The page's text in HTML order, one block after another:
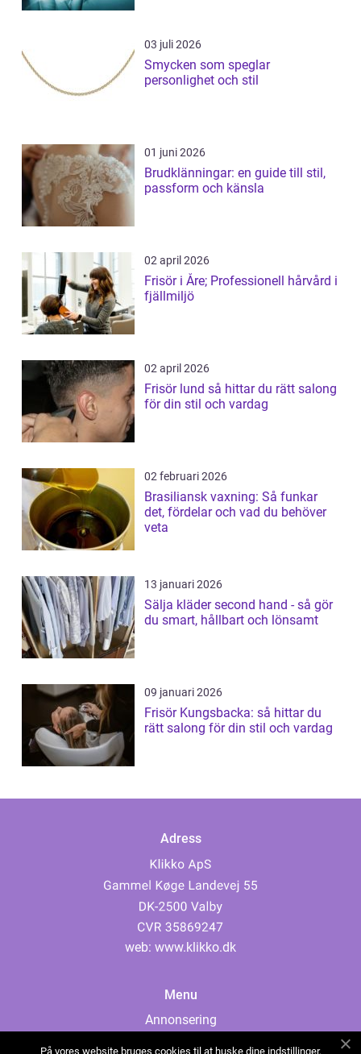
03 juli 2026
Smycken som speglar
personlighet och stil
01 juni 2026
Brudklänningar: en guide till stil,
passform och känsla
02 april 2026
Frisör i Åre; Professionell hårvård i
fjällmiljö
02 april 2026
Frisör lund så hittar du rätt salong
för din stil och vardag
02 februari 2026
Brasiliansk vaxning: Så funkar
det, fördelar och vad du behöver
veta
13 januari 2026
Sälja kläder second hand - så gör
du smart, hållbart och lönsamt
09 januari 2026
Frisör Kungsbacka: så hittar du
rätt salong för din stil och vardag
Adress
web: www.klikko.dk
Menu
Annonsering
På vores website bruges cookies til at huske dine indstillinger,